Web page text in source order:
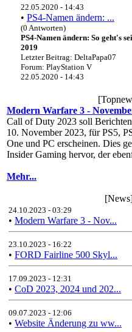
22.05.2020 - 14:43
• PS4-Namen ändern: ...
(0 Antworten)
PS4-Namen ändern: So geht's
2019
Letzter Beitrag: DeltaPapa07
Forum: PlayStation V
22.05.2020 - 14:43
Modern Warfare 3 -
Call of Duty 2023 soll
10. November 2023, für PS5,
One und PC erscheinen. Dies
Insider Gaming hervor, der
Mehr...
24.10.2023 - 03:29
• Modern Warfare 3 - Nov...
23.10.2023 - 16:22
• FORD Fairline 500 Skyl...
17.09.2023 - 12:31
• CoD 2023, 2024 und 202...
09.07.2023 - 12:06
• Website Änderung zu ww...